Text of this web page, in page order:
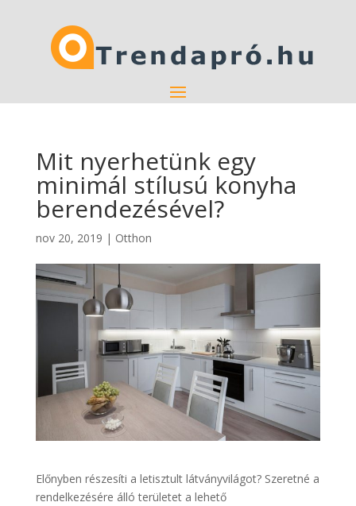
Mit nyerhetünk egy
minimál stílusú konyha
berendezésével?
nov 20, 2019 | Otthon
Előnyben részesíti a letisztult látványvilágot? Szeretné a
rendelkezésére álló területet a lehető